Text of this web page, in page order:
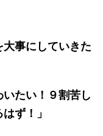
大事にしていきた
いたい！９割苦し
ず！」